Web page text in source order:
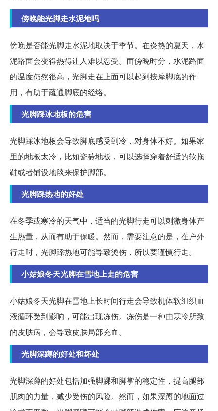
傍晚能光脚走水泥地吗
傍晚是否能光脚走水泥地取决于季节。在炎热的夏天，水
泥路面会变得热得让人难以忍受。而傍晚时分，水泥路面
的温度仍然很高，光脚走在上面可以起到按摩脚底的作
用，有助于疏通脚底的经络。
光脚踩冰地板的危害
光脚踩冰地板会导致脚底感受到冷，对身体不好。如果家
里的地板太冷，比如瓷砖地板，可以选择穿着舒适的软拖
鞋或者铺设地毯来保护脚部。
光脚踩热地的好处
在冬季或寒冷的天气中，适当的光脚行走可以刺激身体产
生热量，从而有助于保暖。然而，需要注意的是，在户外
行走时，光脚踩热地可能导致烫伤，所以要谨慎行走。
小姑娘冬天光脚在雪地上走的危害
小姑娘冬天光脚在雪地上长时间行走会导致机体软组织血
液循环受到影响，可能出现冻伤。冻伤是一种由寒冷所致
的皮肤病，会导致皮肤局部充血。
光脚深蹲的好处和坏处
光脚深蹲的好处包括加强脚踝和脚掌的稳定性，提高腿部
肌肉的力量，减少受伤的风险。然而，如果深蹲的地面过